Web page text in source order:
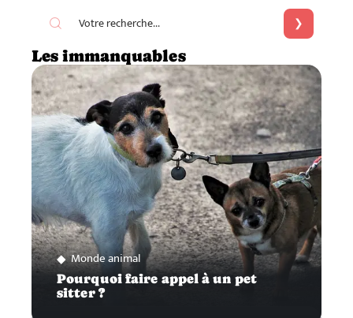
Les immanquables
Monde animal
Pourquoi faire appel à un pet
sitter ?